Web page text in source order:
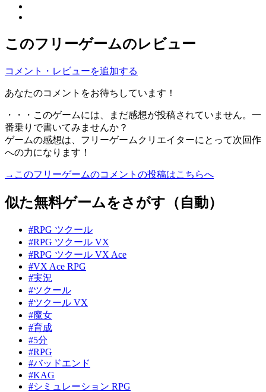
このフリーゲームのレビュー
コメント・レビューを追加する
あなたのコメントをお待ちしています！
・・・このゲームには、まだ感想が投稿されていません。一
番乗りで書いてみませんか？
ゲームの感想は、フリーゲームクリエイターにとって次回作
への力になります！
→このフリーゲームのコメントの投稿はこちらへ
似た無料ゲームをさがす（自動）
#RPG ツクール
#RPG ツクール VX
#RPG ツクール VX Ace
#VX Ace RPG
#実況
#ツクール
#ツクール VX
#魔女
#育成
#5分
#RPG
#バッドエンド
#KAG
#シミュレーション RPG